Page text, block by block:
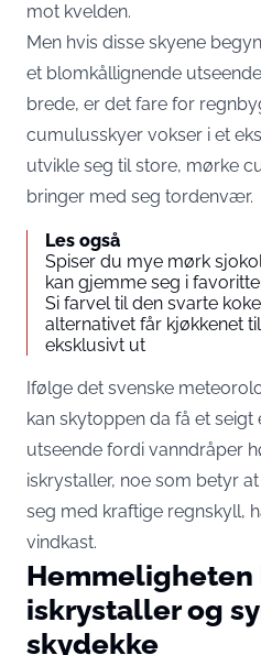
mot kvelden.
Men hvis disse skyene
et blomkållignende
brede, er det fare for
cumulusskyer vokser i et
utvikle seg til store, mørke
bringer med seg tordenvær.
Les også
Spiser du mye mørk
kan gjemme seg i
Si farvel til den svarte
alternativet får kjøkkenet
eksklusivt ut
Ifølge det svenske
kan skytoppen da få et
utseende fordi vanndråper
iskrystaller, noe som betyr
seg med kraftige regnskyll,
vindkast.
Hemmeligheten
iskrystaller og
skydekke